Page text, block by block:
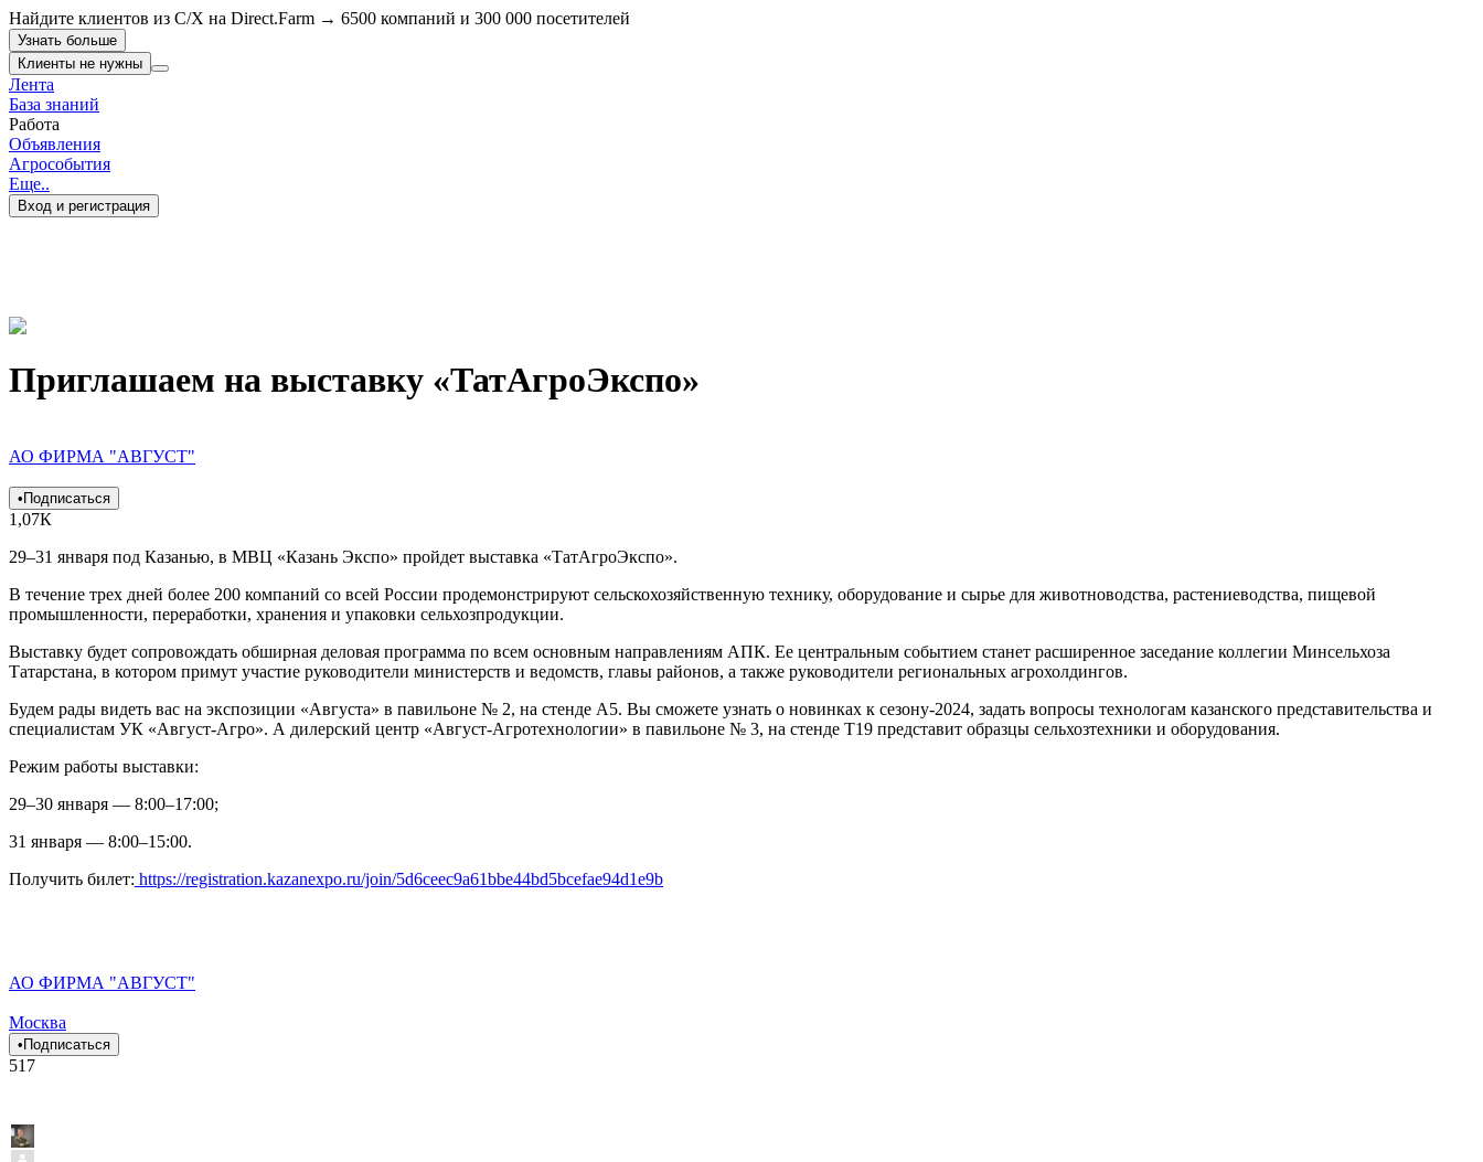
Найдите клиентов из С/Х на Direct.Farm → 6500 компаний и 300 000 посетителей
Узнать больше
Клиенты не нужны
Лента
База знаний
Работа
Объявления
Агрособытия
Еще..
Вход и регистрация
Приглашаем на выставку «ТатАгроЭкспо»
АО ФИРМА "АВГУСТ"
• Подписаться
1,07К
29–31 января под Казанью, в МВЦ «Казань Экспо» пройдет выставка «ТатАгроЭкспо».
В течение трех дней более 200 компаний со всей России продемонстрируют сельскохозяйственную технику, оборудование и сырье для животноводства, растениеводства, пищевой
промышленности, переработки, хранения и упаковки сельхозпродукции.
Выставку будет сопровождать обширная деловая программа по всем основным направлениям АПК. Ее центральным событием станет расширенное заседание коллегии Минсельхоза
Татарстана, в котором примут участие руководители министерств и ведомств, главы районов, а также руководители региональных агрохолдингов.
Будем рады видеть вас на экспозиции «Августа» в павильоне № 2, на стенде А5. Вы сможете узнать о новинках к сезону-2024, задать вопросы технологам казанского представительства и
специалистам УК «Август-Агро». А дилерский центр «Август-Агротехнологии» в павильоне № 3, на стенде Т19 представит образцы сельхозтехники и оборудования.
Режим работы выставки:
29–30 января — 8:00–17:00;
31 января — 8:00–15:00.
Получить билет: https://registration.kazanexpo.ru/join/5d6ceec9a61bbe44bd5bcefae94d1e9b
АО ФИРМА "АВГУСТ"
Москва
• Подписаться
517